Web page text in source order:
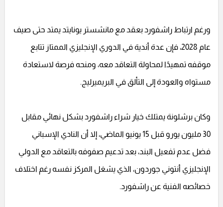
ورغم ارتباط راشفورد بعقد مع مانشستر يونايتد يمتد حتى صيف
عام 2028، فإن عدة أندية في الدوري الإنجليزي الممتاز تتابع
موقفه تمهيدًا لمحاولة التعاقد معه، ومنحه فرصة لاستعادة
مستواه والعودة إلى التألق في البريميرليج.
وكان برشلونة يمتلك خيار شراء راشفورد بشكل نهائي مقابل
30 مليون يورو قبل 15 يونيو الماضي، إلا أن النادي الإسباني
فضل عدم تفعيل البند، بعد تدعيم صفوفه بالتعاقد مع الدولي
الإنجليزي أنتوني جوردون، الذي يشغل المركز نفسه رغم اختلاف
خصائصه الفنية عن راشفورد.